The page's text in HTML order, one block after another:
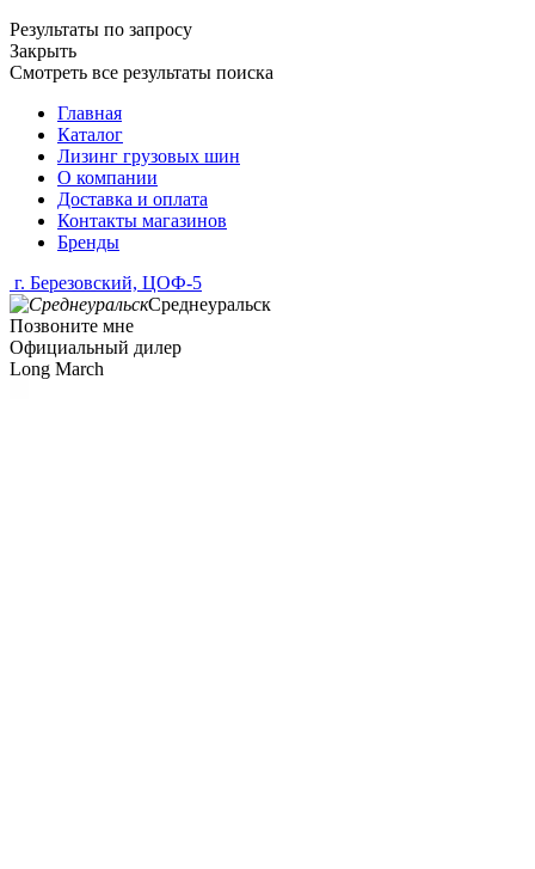
Результаты по запросу
Закрыть
Смотреть все результаты поиска
Главная
Каталог
Лизинг грузовых шин
О компании
Доставка и оплата
Контакты магазинов
Бренды
г. Березовский, ЦОФ-5
Среднеуральск
Позвоните мне
Официальный дилер
Long March